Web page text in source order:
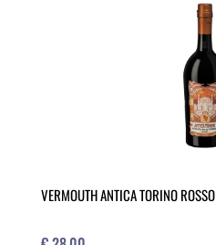
VERMOUTH ANTICA TORINO ROSSO